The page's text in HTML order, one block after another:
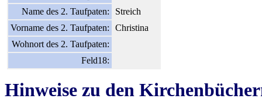
Name des 2. Taufpaten:
Streich
Vorname des 2. Taufpaten:
Christina
Wohnort des 2. Taufpaten:
Feld18:
Hinweise zu den